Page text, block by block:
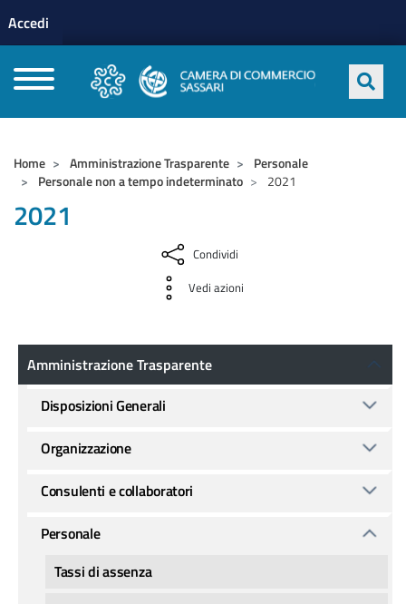
profilo utente
Accedi
Home Amministrazione Trasparente
Personale
Personale non a tempo indeterminato
2021
2021
Condividi
Vedi azioni
Amministrazione Trasparente
Amministrazione Trasparente
Disposizioni Generali
Organizzazione
Consulenti e collaboratori
Personale
Tassi di assenza